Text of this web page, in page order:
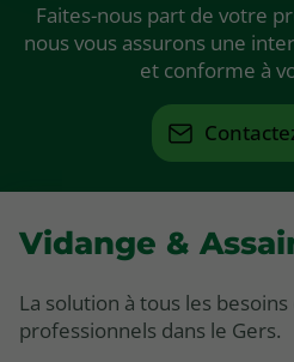
Faites-nous part de votre
nous vous assurons une
et conforme à
Vidange &
La solution à tous les
professionnels dans le Gers.